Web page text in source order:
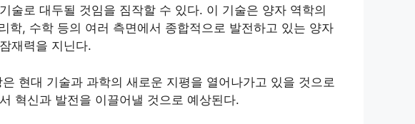
술로 대두될 것임을 짐작할 수 있다. 이 기술은 양자 역학의
학, 수학 등의 여러 측면에서 종합적으로 발전하고 있는 양자
재력을 지닌다.
현대 기술과 과학의 새로운 지평을 열어나가고 있을 것으로
혁신과 발전을 이끌어낼 것으로 예상된다.